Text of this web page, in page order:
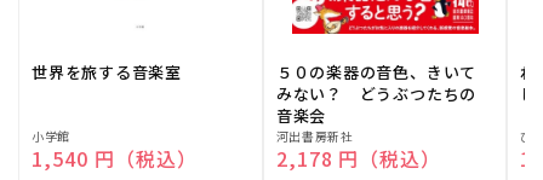
世界を旅する音楽室
販
売
小学館
通常価格
1,540 円（税込）
５０の楽器の音色、きいて
みない？ どうぶつたちの
音楽会
販
売
河出書房新社
通常価格
2,178 円（税込）
ね
販
売
ひ